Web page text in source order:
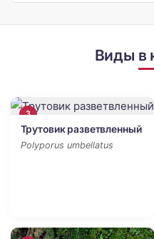
Виды в
3
Трутовик разветвленный
Polyporus umbellatus